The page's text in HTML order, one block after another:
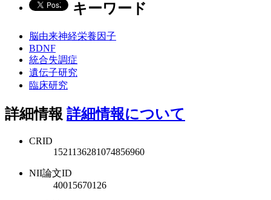
キーワード
脳由来神経栄養因子
BDNF
統合失調症
遺伝子研究
臨床研究
詳細情報 詳細情報について
CRID
1521136281074856960
NII論文ID
40015670126